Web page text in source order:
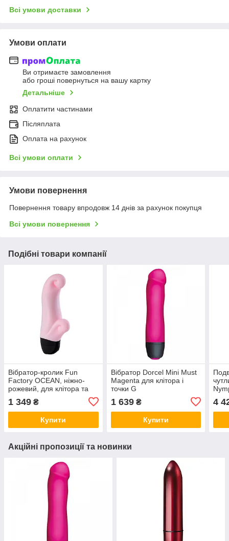
Всі умови доставки
Умови оплати
Ви отримаєте замовлення
або гроші повернуться на вашу картку
Детальніше
Оплатити частинами
Післяплата
Оплата на рахунок
Всі умови оплати
Умови повернення
Повернення товару впродовж 14 днів за рахунок покупця
Всі умови повернення
Подібні товари компанії
Вібратор-кролик Fun
Factory OCEAN, ніжно-
рожевий, для клітора та
батарейках
1 349 ₴
Купити
Вібратор Dorcel Mini Must
Magenta для клітора і
точки G
1 639₴
Купити
4
Акційні пропозиції та новинки